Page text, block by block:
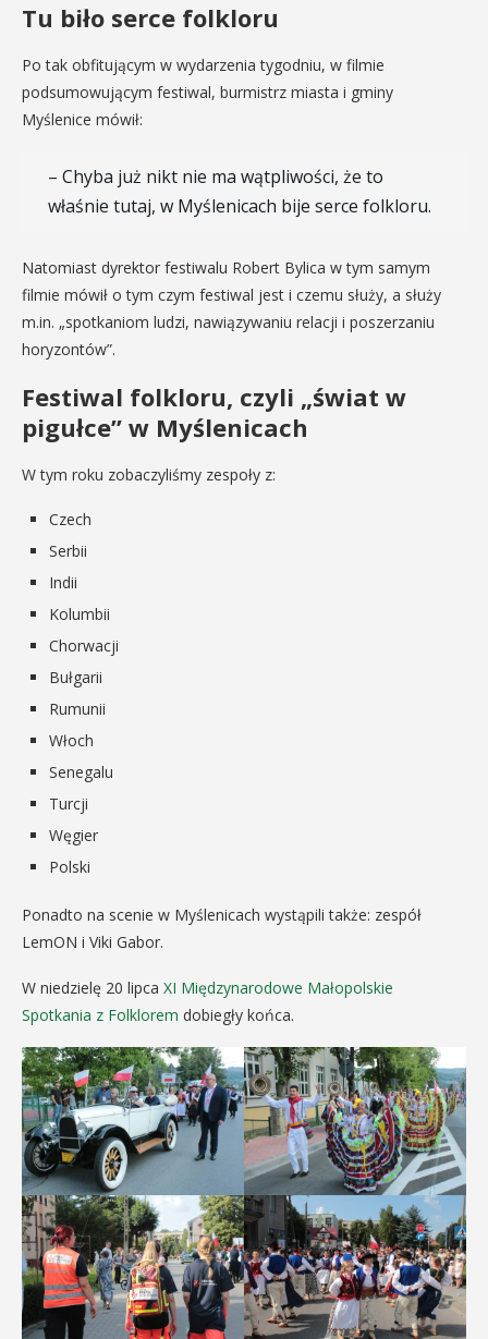
Tu biło serce folkloru
Po tak obfitującym w wydarzenia tygodniu, w filmie
podsumowującym festiwal, burmistrz miasta i gminy
Myślenice mówił:
– Chyba już nikt nie ma wątpliwości, że to
właśnie tutaj, w Myślenicach bije serce folkloru.
Natomiast dyrektor festiwalu Robert Bylica w tym samym
filmie mówił o tym czym festiwal jest i czemu służy, a służy
m.in. „spotkaniom ludzi, nawiązywaniu relacji i poszerzaniu
horyzontów”.
Festiwal folkloru, czyli „świat w
pigułce” w Myślenicach
W tym roku zobaczyliśmy zespoły z:
Czech
Serbii
Indii
Kolumbii
Chorwacji
Bułgarii
Rumunii
Włoch
Senegalu
Turcji
Węgier
Polski
Ponadto na scenie w Myślenicach wystąpili także: zespół
LemON i Viki Gabor.
W niedzielę 20 lipca XI Międzynarodowe Małopolskie
Spotkania z Folklorem dobiegły końca.